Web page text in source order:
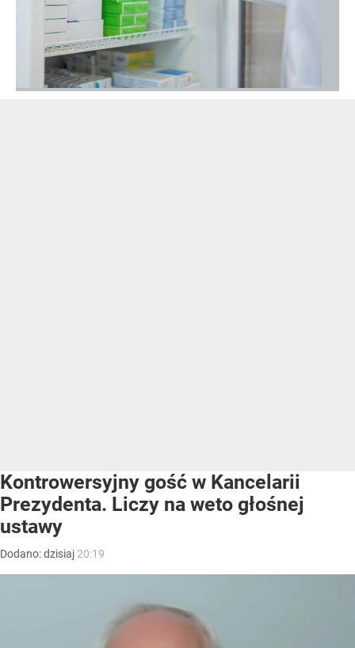
Kontrowersyjny gość w Kancelarii
Prezydenta. Liczy na weto głośnej
ustawy
Dodano:dzisiaj 20:19